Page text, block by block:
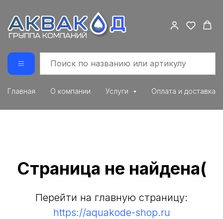
Главная О компании Услуги Оплата и доставка
Страница не найдена(
Перейти на главную страницу:
https://aquakode-shop.ru